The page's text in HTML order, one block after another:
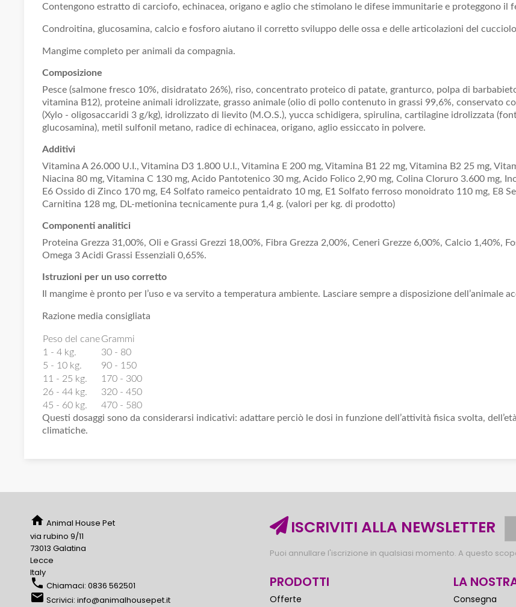
Contengono estratto di carciofo, echinacea, origano e aglio che stimolano le difese immunitarie e proteggono il
Condroitina, glucosamina, calcio e fosforo aiutano il corretto sviluppo delle ossa e delle articolazioni del
Mangime completo per animali da compagnia.
Composizione
Pesce (salmone fresco 10%, disidratato 26%), riso, concentrato proteico di patate, granturco, polpa di
vitamina B12), proteine animali idrolizzate, grasso animale (olio di pollo contenuto in grassi 99,6%, conservato
(Xylo - oligosaccaridi 3 g/kg), idrolizzato di lievito (M.O.S.), yucca schidigera, spirulina, cartilagine idrolizzata
glucosamina), metil sulfonil metano, radice di echinacea, origano, aglio essiccato in polvere.
Additivi
Vitamina A 26.000 U.I., Vitamina D3 1.800 U.I., Vitamina E 200 mg, Vitamina B1 22 mg, Vitamina B2 25 mg,
Niacina 80 mg, Vitamina C 130 mg, Acido Pantotenico 30 mg, Acido Folico 2,90 mg, Colina Cloruro 3.600 mg,
E6 Ossido di Zinco 170 mg, E4 Solfato rameico pentaidrato 10 mg, E1 Solfato ferroso monoidrato 110 mg, E8
Carnitina 128 mg, DL-metionina tecnicamente pura 1,4 g. (valori per kg. di prodotto)
Componenti analitici
Proteina Grezza 31,00%, Oli e Grassi Grezzi 18,00%, Fibra Grezza 2,00%, Ceneri Grezze 6,00%, Calcio 1,40%,
Omega 3 Acidi Grassi Essenziali 0,65%.
Istruzioni per un uso corretto
Il mangime è pronto per l’uso e va servito a temperatura ambiente. Lasciare sempre a disposizione dell’animale
Razione media consigliata
Peso del caneGrammi
1 - 4 kg.
30 - 80
5 - 10 kg.
90 - 150
11 - 25 kg.
170 - 300
26 - 44 kg.
320 - 450
45 - 60 kg.
470 - 580
Questi dosaggi sono da considerarsi indicativi: adattare perciò le dosi in funzione dell’attività fisica svolta,
climatiche.
home Animal House Pet
via rubino 9/11
73013 Galatina
Lecce
Italy
phone Chiamaci: 0836 562501
email Scrivici: info@animalhousepet.it
ISCRIVITI ALLA NEWSLETTER
Puoi annullare l'iscrizione in qualsiasi momento. A questo
PRODOTTI
Offerte
LA
Consegna